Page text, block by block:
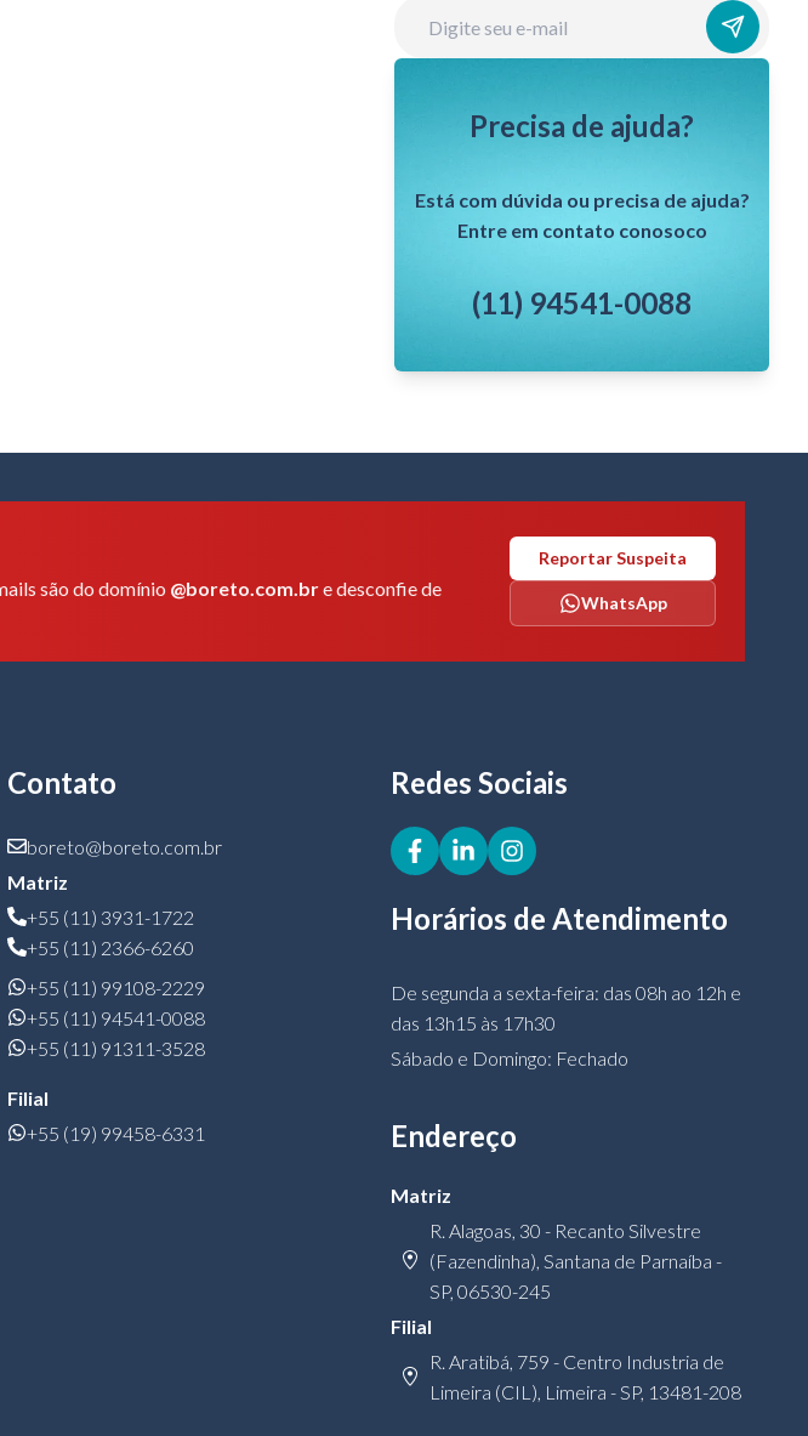
Precisa de ajuda?
Está com dúvida ou precisa de ajuda?
Entre em contato conosoco
(11) 94541-0088
são do domínio @boreto.com.bre desconfie de
Reportar Suspeita
WhatsApp
Contato
boreto@boreto.com.br
Matriz
+55 (11) 3931-1722
+55 (11) 2366-6260
+55 (11) 99108-2229
+55 (11) 94541-0088
+55 (11) 91311-3528
Filial
+55 (19) 99458-6331
Redes Sociais
Horários de Atendimento
De segunda a sexta-feira: das 08h ao 12h e
das 13h15 às 17h30
Sábado e Domingo: Fechado
Endereço
Matriz
R. Alagoas, 30 - Recanto Silvestre
(Fazendinha), Santana de Parnaíba -
SP, 06530-245
Filial
R. Aratibá, 759 - Centro Industria de
Limeira (CIL), Limeira - SP, 13481-208